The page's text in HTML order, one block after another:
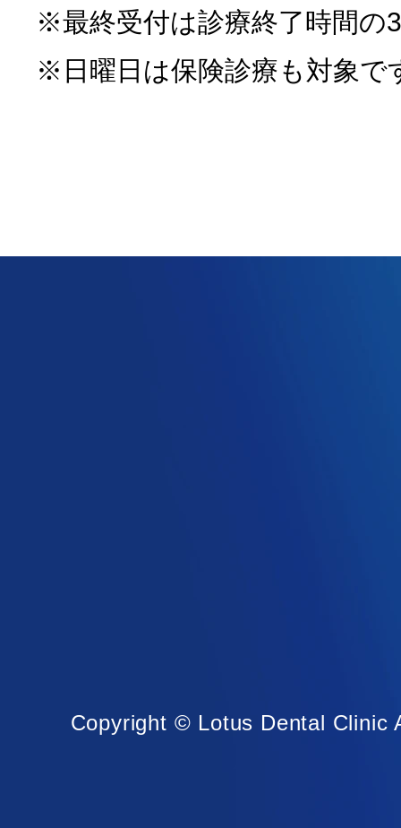
※最終受付は診療終了時間の
※日曜日は保険診療も対象で
Copyright © Lotus Dental Clinic